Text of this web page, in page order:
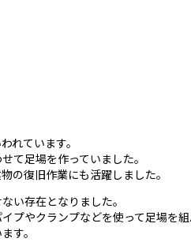
れています。
て足場を作っていました。
の復旧作業にも活躍しました。
い存在となりました。
やクランプなどを使って足場を組
す。